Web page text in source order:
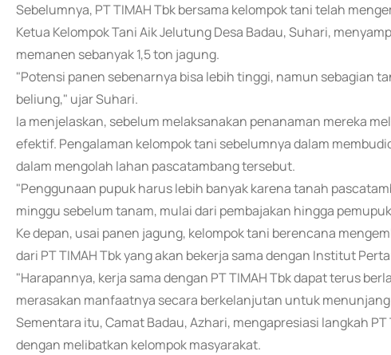
Sebelumnya, PT TIMAH Tbk bersama kelompok tani telah
Ketua Kelompok Tani Aik Jelutung Desa Badau, Suhari,
memanen sebanyak 1,5 ton jagung.
"Potensi panen sebenarnya bisa lebih tinggi, namun sebagian
beliung," ujar Suhari.
Ia menjelaskan, sebelum melaksanakan penanaman mereka
efektif. Pengalaman kelompok tani sebelumnya dalam
dalam mengolah lahan pascatambang tersebut.
"Penggunaan pupuk harus lebih banyak karena tanah
minggu sebelum tanam, mulai dari pembajakan hingga
Ke depan, usai panen jagung, kelompok tani berencana
dari PT TIMAH Tbk yang akan bekerja sama dengan Institut
"Harapannya, kerja sama dengan PT TIMAH Tbk dapat terus
merasakan manfaatnya secara berkelanjutan untuk
Sementara itu, Camat Badau, Azhari, mengapresiasi langkah
dengan melibatkan kelompok masyarakat.